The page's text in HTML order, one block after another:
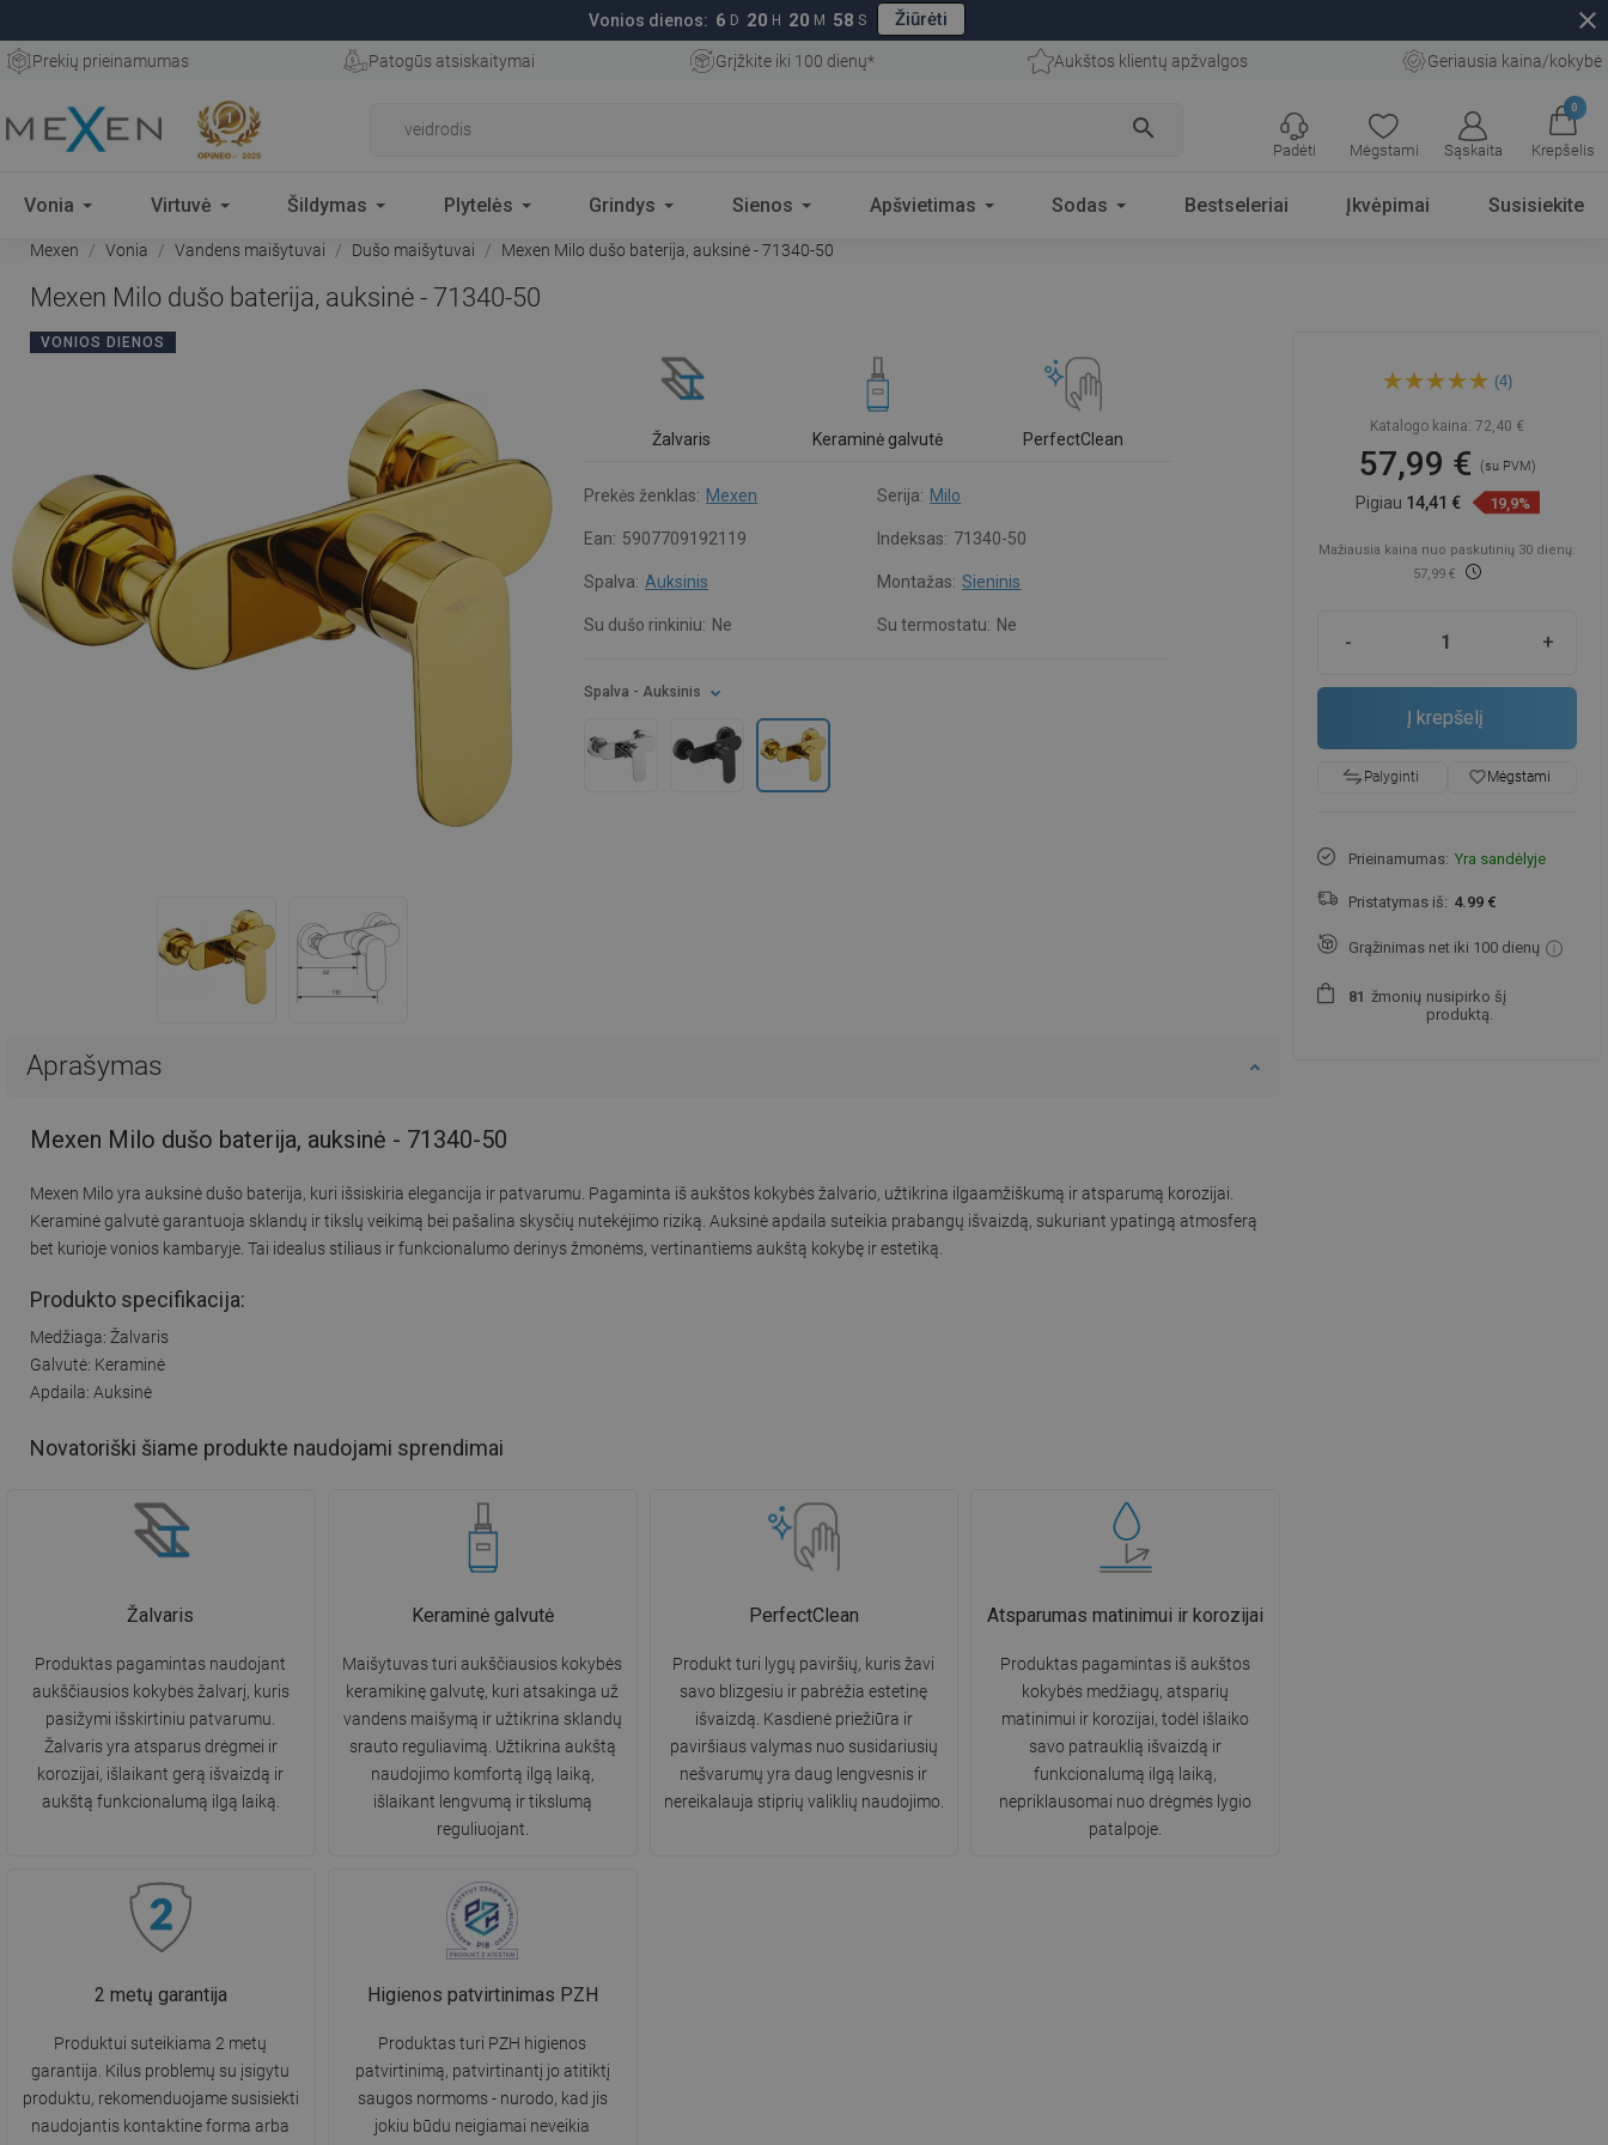
Vonios dienos: 6 D 20 H 20 M 57 S Žiūrėti close
Prekių prieinamumas Patogūs atsiskaitymai Grįžkite iki 100 dienų* Aukštos klientų apžvalgos Geriausia kaina/kokybė
search
Mėgstami Sąskaita
0
Krepšelis
Padėti
Vonia Virtuvė Šildymas Plytelės Grindys Sienos Apšvietimas Sodas Bestseleriai Įkvėpimai Susisiekite
Mexen Vonia Vandens maišytuvai Dušo maišytuvai Mexen Milo dušo baterija, auksinė - 71340-50
Mexen Milo dušo baterija, auksinė - 71340-50
VONIOS DIENOS
Žalvaris Keraminė galvutė PerfectClean
Prekės ženklas: Mexen Serija: Milo
Ean: 5907709192119 Indeksas: 71340-50
Spalva: Auksinis Montažas: Sieninis
Su dušo rinkiniu: Ne Su termostatu: Ne
Spalva - Auksinis
Aprašymas
Mexen Milo dušo baterija, auksinė - 71340-50
Mexen Milo yra auksinė dušo baterija, kuri išsiskiria elegancija ir patvarumu. Pagaminta iš aukštos kokybės žalvario, užtikrina ilgaamžiškumą ir atsparumą korozijai.
Keraminė galvutė garantuoja sklandų ir tikslų veikimą bei pašalina skysčių nutekėjimo riziką. Auksinė apdaila suteikia prabangų išvaizdą, sukuriant ypatingą atmosferą
bet kurioje vonios kambaryje. Tai idealus stiliaus ir funkcionalumo derinys žmonėms, vertinantiems aukštą kokybę ir estetiką.
Produkto specifikacija:
Medžiaga: Žalvaris
Galvutė: Keraminė
Apdaila: Auksinė
Novatoriški šiame produkte naudojami sprendimai
Žalvaris
Produktas pagamintas naudojant
aukščiausios kokybės žalvarį, kuris
pasižymi išskirtiniu patvarumu.
Žalvaris yra atsparus drėgmei ir
korozijai, išlaikant gerą išvaizdą ir
aukštą funkcionalumą ilgą laiką.
Keraminė galvutė
Maišytuvas turi aukščiausios kokybės
keramikinę galvutę, kuri atsakinga už
vandens maišymą ir užtikrina sklandų
srauto reguliavimą. Užtikrina aukštą
naudojimo komfortą ilgą laiką,
išlaikant lengvumą ir tikslumą
reguliuojant.
PerfectClean
Produkt turi lygų paviršių, kuris žavi
savo blizgesiu ir pabrėžia estetinę
išvaizdą. Kasdienė priežiūra ir
paviršiaus valymas nuo susidariusių
nešvarumų yra daug lengvesnis ir
nereikalauja stiprių valiklių naudojimo.
Atsparumas matinimui ir korozijai
Produktas pagamintas iš aukštos
kokybės medžiagų, atsparių
matinimui ir korozijai, todėl išlaiko
savo patrauklią išvaizdą ir
funkcionalumą ilgą laiką,
nepriklausomai nuo drėgmės lygio
patalpoje.
2 metų garantija
Produktui suteikiama 2 metų
garantija. Kilus problemų su įsigytu
produktu, rekomenduojame susisiekti
naudojantis kontaktine forma arba
Higienos patvirtinimas PZH
Produktas turi PZH higienos
patvirtinimą, patvirtinantį jo atitiktį
saugos normoms - nurodo, kad jis
jokiu būdu neigiamai neveikia
Mexen Milo dušo baterija,
auksinė - 71340-50
(4)
Katalogo kaina: 72,40 €
57,99 € (su PVM)
Pigiau 14,41 € 19,9%
Mažiausia kaina nuo paskutinių 30 dienų:
57,99 €
- +
Į krepšelį
Palyginti favorite_borderMėgstami
Prieinamumas: Yra sandėlyje
Pristatymas iš: 4.99 €
Grąžinimas net iki 100 dienų
81 žmonių nusipirko šį
produktą.